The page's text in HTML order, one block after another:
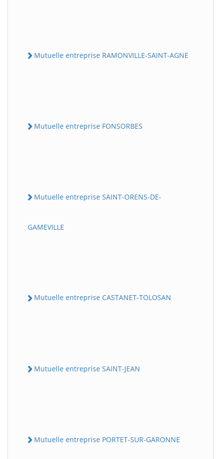
Mutuelle entreprise RAMONVILLE-SAINT-AGNE
Mutuelle entreprise FONSORBES
Mutuelle entreprise SAINT-ORENS-DE-
GAMEVILLE
Mutuelle entreprise CASTANET-TOLOSAN
Mutuelle entreprise SAINT-JEAN
Mutuelle entreprise PORTET-SUR-GARONNE